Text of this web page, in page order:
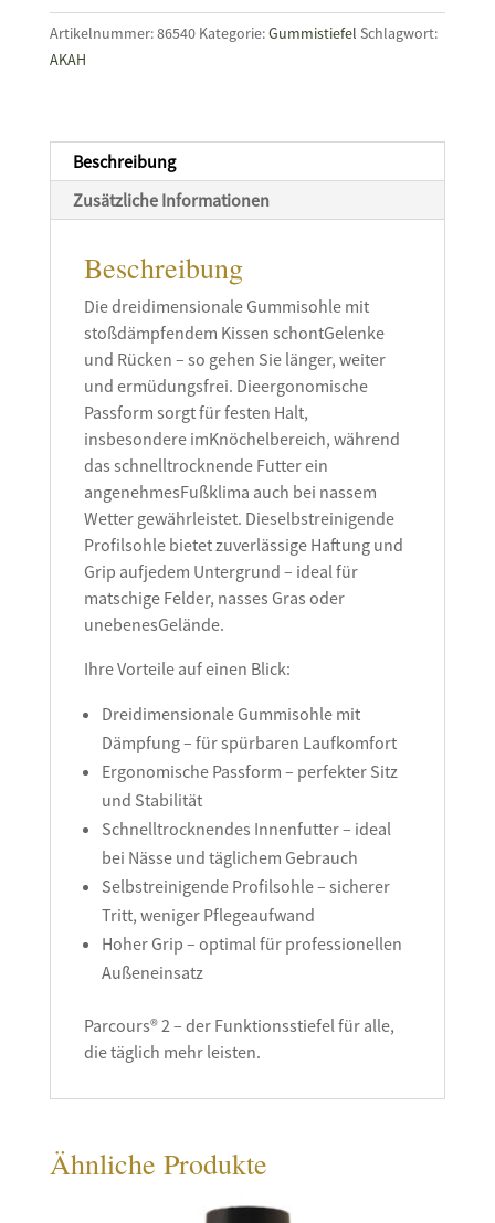
Menge
Artikelnummer:86540 Kategorie:Gummistiefel Schlagwort:
AKAH
Beschreibung
Zusätzliche Informationen
Beschreibung
Die dreidimensionale Gummisohle mit
stoßdämpfendem Kissen schontGelenke
und Rücken – so gehen Sie länger, weiter
und ermüdungsfrei. Dieergonomische
Passform sorgt für festen Halt,
insbesondere imKnöchelbereich, während
das schnelltrocknende Futter ein
angenehmesFußklima auch bei nassem
Wetter gewährleistet. Dieselbstreinigende
Profilsohle bietet zuverlässige Haftung und
Grip aufjedem Untergrund – ideal für
matschige Felder, nasses Gras oder
unebenesGelände.
Ihre Vorteile auf einen Blick:
Dreidimensionale Gummisohle mit
Dämpfung – für spürbaren Laufkomfort
Ergonomische Passform – perfekter Sitz
und Stabilität
Schnelltrocknendes Innenfutter – ideal
bei Nässe und täglichem Gebrauch
Selbstreinigende Profilsohle – sicherer
Tritt, weniger Pflegeaufwand
Hoher Grip – optimal für professionellen
Außeneinsatz
Parcours® 2 – der Funktionsstiefel für alle,
die täglich mehr leisten.
Ähnliche Produkte